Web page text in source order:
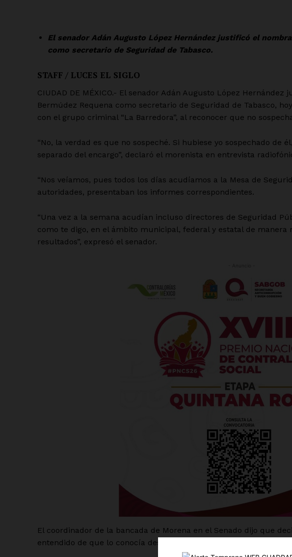
Luces
Del Siglo
El senador Adán Augusto López Hernández justificó el
como secretario de Seguridad de Tabasco.
STAFF / LUCES EL SIGLO
CIUDAD DE MÉXICO.- El senador Adán Augusto López
Bermúdez Requena como secretario de Seguridad de Tabasco,
con el grupo criminal “La Barredora”, al reconocer que no
“No, la verdad es que no sospeché. Si hubiese yo sospechado de
separado del encargo”, declaró el morenista en entrevista
“Nos veíamos, pues todos los días acudíamos a la Mesa de
autoridades, presentaban los informes correspondientes.
“Una vez a la semana acudían incluso directores de Seguridad
como te digo, en el ámbito municipal, federal y estatal de manera
resultados”, expresó el senador.
El coordinador de la bancada de Morena en el Senado dijo que
entendido de que lo conocía desde años atrás.